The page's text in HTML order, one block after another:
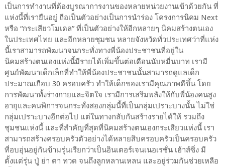
เป็นการทำงานที่ต้องบูรณาการงานของหลายหน่วยงานเข้าด้วยกัน ที่
แห่งนี้ที่เรายืนอยู่ ถือเป็นตัวอย่างเป็นการนำร่อง โครงการนิคม Next
หรือ “กระเสียวโมเดล” ที่เป็นตัวอย่างให้อีกหลายๆ นิคมสร้างตนเอง
ในประเทศไทย และอีกหลายชุมชน หลายจังหวัดทั่วประเทศว่าที่แห่ง
นี้เราสามารถพัฒนาจนกระทั่งทางพี่น้องประชาชนที่อยู่ใน
นิคมสร้างตนเองแห่งนี้มีรายได้เพิ่มขึ้นต่อเดือนนับหมื่นบาท เรามี
ศูนย์พัฒนาเด็กเล็กที่ทำให้พี่น้องประชาชนนั้นสามารถดูแลเด็ก
ประมาณเกือบ 30 ครอบครัว ทำให้เด็กของเรามีคุณภาพดีขึ้น โดย
การพัฒนาทั้งร่างกายและจิตใจ เรามีการเสริมพลังให้กับพี่น้องคนสูง
อายุและคนพิการจนกระทั่งสองกลุ่มนี้ที่เป็นกลุ่มเปราะบางนั้น ไม่ใช่
กลุ่มเปราะบางอีกต่อไป แต่ในทางกลับกันสร้างรายได้ให้ รวมถึง
ชุมชนแห่งนี้ และที่สำคัญที่สุดที่นิคมสร้างตนเองกระเสียวแห่งนี้ เรา
สามารถสร้างครอบครัวตัวอย่างได้หลายสิบครอบครัวเป็นครอบครัว
ที่อบอุ่นอยู่กันข้ามรุ่นเรียกว่าเป็นอินเตอร์เจนเนอเรชั่น เฮ้าส์ซิ่ง มี
ตั้งแต่รุ่น ปู่ ย่า ตา ทวด จนถึงลูกหลานเหลน และอยู่ร่วมกันช่วยเหลือ